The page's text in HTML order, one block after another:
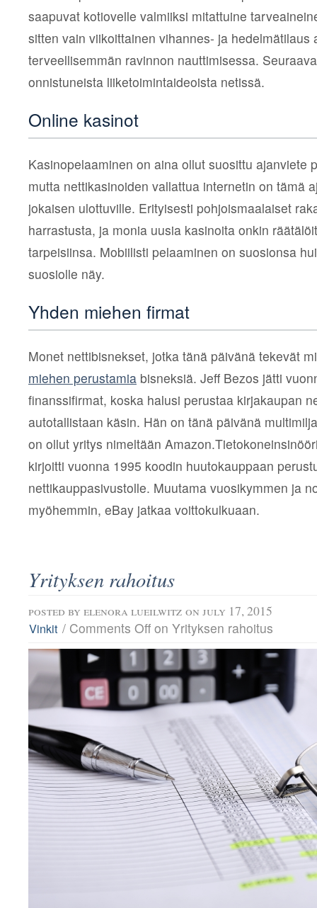
saapuvat kotiovelle valmiiksi mitattuine
sitten vain viikoittainen vihannes- ja hedelmätilaus
terveellisemmän ravinnon nauttimisessa.
onnistuneista liiketoimintaideoista netissä.
Online kasinot
Kasinopelaaminen on aina ollut suosittu ajanviete
mutta nettikasinoiden vallattua internetin on tämä
jokaisen ulottuville. Erityisesti pohjoismaalaiset
harrastusta, ja monia uusia kasinoita onkin
tarpeisiinsa. Mobiilisti pelaaminen on suosionsa
suosiolle näy.
Yhden miehen firmat
Monet nettibisnekset, jotka tänä päivänä tekevät
miehen perustamia bisneksiä. Jeff Bezos jätti
finanssifirmat, koska halusi perustaa kirjakaupan
autotallistaan käsin. Hän on tänä päivänä
on ollut yritys nimeltään
kirjoitti vuonna 1995 koodin huutokauppaan
nettikauppasivustolle. Muutama vuosikymmen ja
myöhemmin, eBay jatkaa voittokulkuaan.
Yrityksen rahoitus
posted by elenora lueilwitz on july 17, 2015
Vinkit / Comments Off on Yrityksen rahoitus